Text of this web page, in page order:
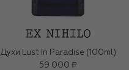
Духи Lust In Paradise (100ml)
59 000 ₽